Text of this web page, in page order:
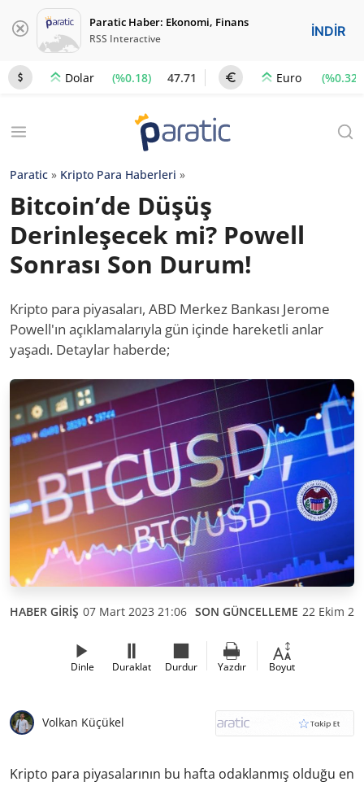
Paratic Haber: Ekonomi, Finans
RSS Interactive İNDİR
Dolar (%0.18) 47.71 Euro (%0.32)
Paratic » Kripto Para Haberleri »
Bitcoin’de Düşüş
Derinleşecek mi? Powell
Sonrası Son Durum!
Kripto para piyasaları, ABD Merkez Bankası Jerome
Powell'ın açıklamalarıyla gün içinde hareketli anlar
yaşadı. Detaylar haberde;
HABER GİRİŞ 07 Mart 2023 21:06 SON GÜNCELLEME 22 Ekim
Dinle Duraklat Durdur Yazdır Boyut
Volkan Küçükel
Kripto para piyasalarının bu hafta odaklanmış olduğu en